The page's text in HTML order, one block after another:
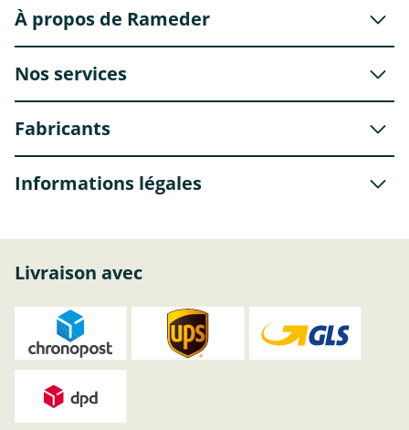
À propos de Rameder
Nos services
Fabricants
Informations légales
Livraison avec